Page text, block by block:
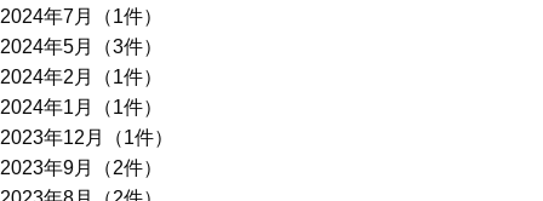
2024年7月（1件）
2024年5月（3件）
2024年2月（1件）
2024年1月（1件）
2023年12月（1件）
2023年9月（2件）